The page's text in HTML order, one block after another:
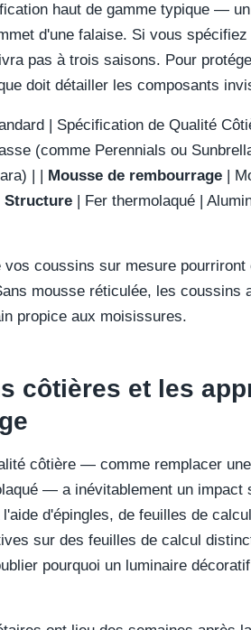
haut de gamme typique —
d'une falaise. Si vous
pas à trois saisons. Pour
doit détailler les composants
| Spécification de Qualité
(comme Perennials ou
| |
Mousse de rembourrage |
Structure | Fer thermolaqué |
coussins sur mesure
mousse réticulée, les coussins
propice aux moisissures.
côtières et les
côtière — comme remplacer
— a inévitablement un
d'épingles, de feuilles de
sur des feuilles de calcul
pourquoi un luminaire